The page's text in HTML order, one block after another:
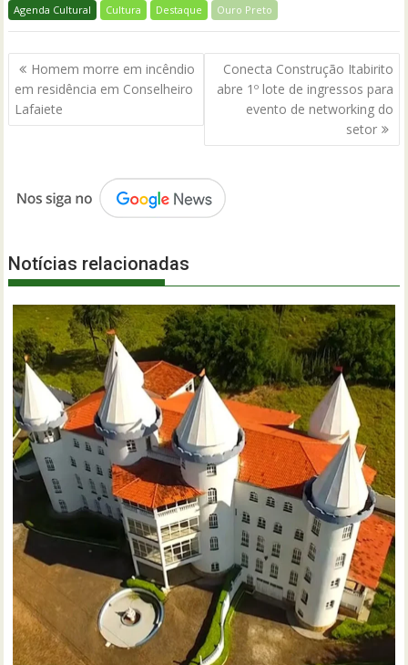
Agenda Cultural Cultura Destaque Ouro Preto
Navegação
de
Post
Homem morre em incêndio
em residência em Conselheiro
Lafaiete
Conecta Construção Itabirito
abre 1º lote de ingressos para
evento de networking do
setor
Notícias relacionadas